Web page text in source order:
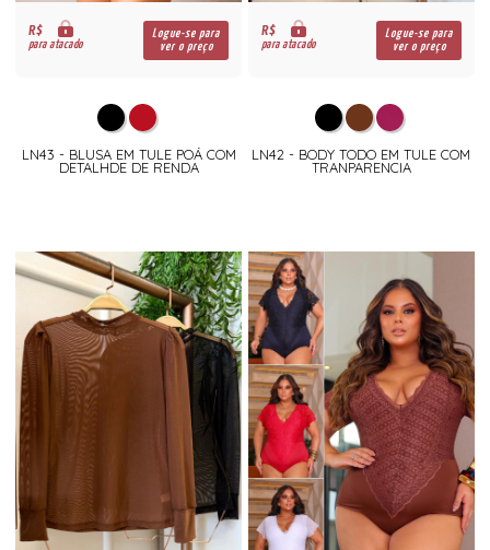
R$
para atacado
Logue-se para
ver o preço
LN43 - BLUSA EM TULE POÁ COM
DETALHDE DE RENDA
R$
para atacado
Logue-se para
ver o preço
LN42 - BODY TODO EM TULE COM
TRANPARENCIA